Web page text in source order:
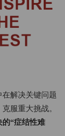
解决关键问题
服重大挑战。
“症结性难